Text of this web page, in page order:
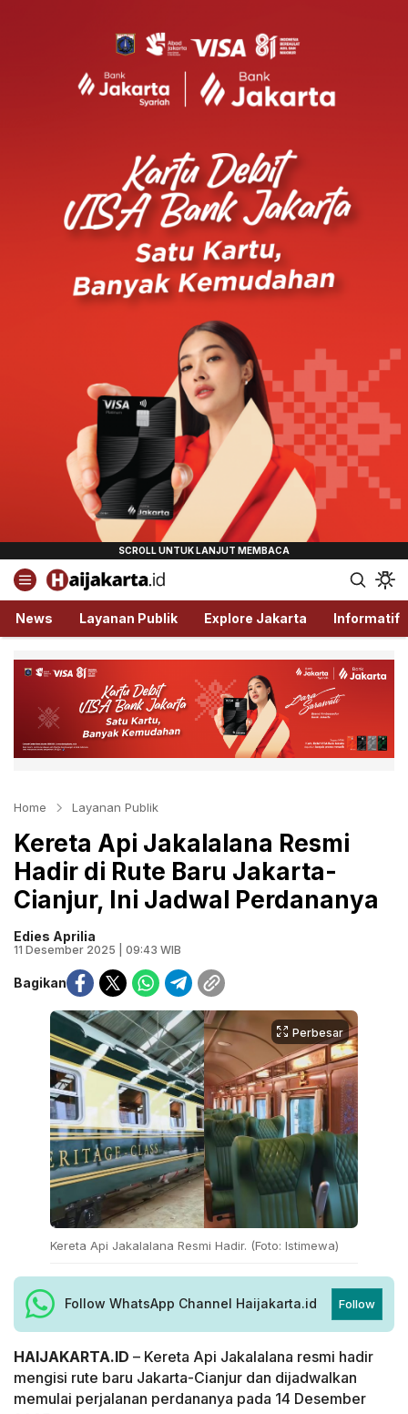
Haijakarta.id
Semua Tentang Jakarta Ada Disini!
News Layanan Publik Explore Jakarta Informatif
Home Layanan Publik
Kereta Api Jakalalana Resmi
Hadir di Rute Baru Jakarta-
Cianjur, Ini Jadwal Perdananya
Edies Aprilia
11 Desember 2025 | 09:43 WIB
Bagikan
Perbesar
Kereta Api Jakalalana Resmi Hadir. (Foto: Istimewa)
Follow WhatsApp Channel Haijakarta.id Follow
HAIJAKARTA.ID – Kereta Api Jakalalana resmi hadir
mengisi rute baru Jakarta-Cianjur dan dijadwalkan
memulai perjalanan perdananya pada 14 Desember